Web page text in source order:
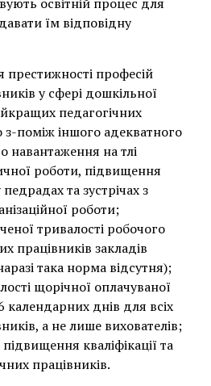
їм відповідну
професій
у сфері дошкільної
педагогічних
з-поміж іншого адекватного
навантаження на тлі
роботи, підвищення
педрадах та зустрічах з
роботи;
тривалості робочого
працівників закладів
така норма відсутня);
щорічної оплачуваної
календарних днів для всіх
а не лише вихователів;
кваліфікації та
працівників.